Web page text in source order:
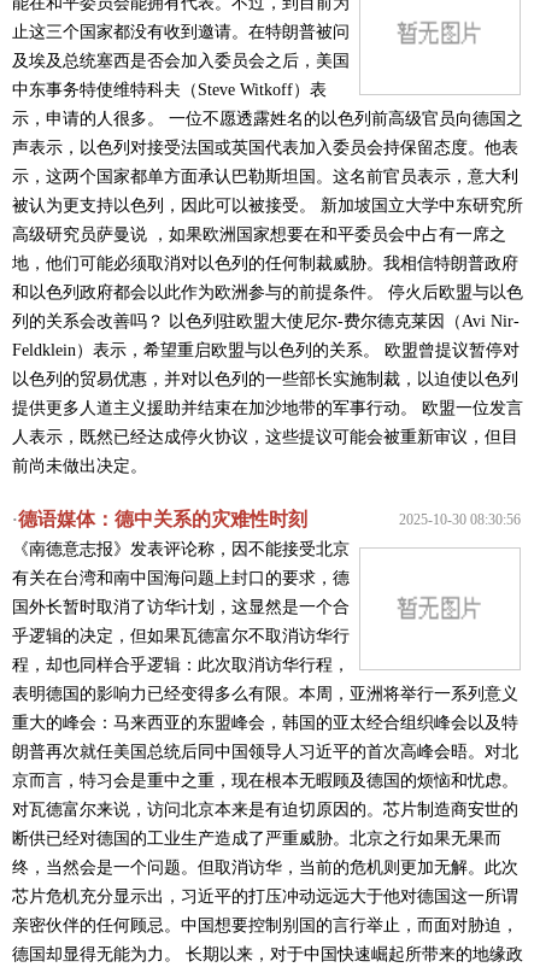
止这三个国家都没有收到邀请。在特朗普被问
及埃及总统塞西是否会加入委员会之后，美国
中东事务特使维特科夫（Steve Witkoff）表
示，申请的人很多。 一位不愿透露姓名的以色列前高级官员向德国之
声表示，以色列对接受法国或英国代表加入委员会持保留态度。他表
示，这两个国家都单方面承认巴勒斯坦国。这名前官员表示，意大利
被认为更支持以色列，因此可以被接受。 新加坡国立大学中东研究所
高级研究员萨曼说 ，如果欧洲国家想要在和平委员会中占有一席之
地，他们可能必须取消对以色列的任何制裁威胁。我相信特朗普政府
和以色列政府都会以此作为欧洲参与的前提条件。 停火后欧盟与以色
列的关系会改善吗？ 以色列驻欧盟大使尼尔-费尔德克莱因（Avi Nir-
Feldklein）表示，希望重启欧盟与以色列的关系。 欧盟曾提议暂停对
以色列的贸易优惠，并对以色列的一些部长实施制裁，以迫使以色列
提供更多人道主义援助并结束在加沙地带的军事行动。 欧盟一位发言
人表示，既然已经达成停火协议，这些提议可能会被重新审议，但目
前尚未做出决定。
2025-10-30 08:30:56
·德语媒体：德中关系的灾难性时刻
《南德意志报》发表评论称，因不能接受北京
有关在台湾和南中国海问题上封口的要求，德
国外长暂时取消了访华计划，这显然是一个合
乎逻辑的决定，但如果瓦德富尔不取消访华行
程，却也同样合乎逻辑： ​此次取消访华行程，
表明德国的影响力已经变得多么有限。本周，亚洲将举行一系列意义
重大的峰会：马来西亚的东盟峰会，韩国的亚太经合组织峰会以及特
朗普再次就任美国总统后同中国领导人习近平的首次高峰会晤。对北
京而言，特习会是重中之重，现在根本无暇顾及德国的烦恼和忧虑。
对瓦德富尔来说，访问北京本来是有迫切原因的。芯片制造商安世的
断供已经对德国的工业生产造成了严重威胁。北京之行如果无果而
终，当然会是一个问题。但取消访华，当前的危机则更加无解。此次
芯片危机充分显示出，习近平的打压冲动远远大于他对德国这一所谓
亲密伙伴的任何顾忌。中国想要控制别国的言行举止，而面对胁迫，
德国却显得无能为力。 长期以来，对于中国快速崛起所带来的地缘政